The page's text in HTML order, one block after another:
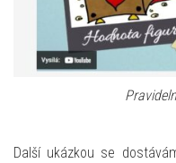
Další ukázkou se